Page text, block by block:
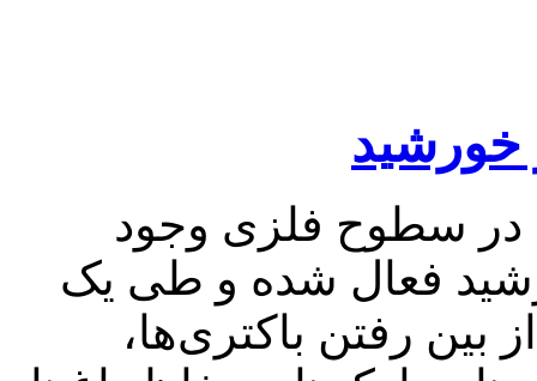
خورشید
در سطوح فلزی وجود
فعال شده و طی یک
رفتن باکتری‌ها،